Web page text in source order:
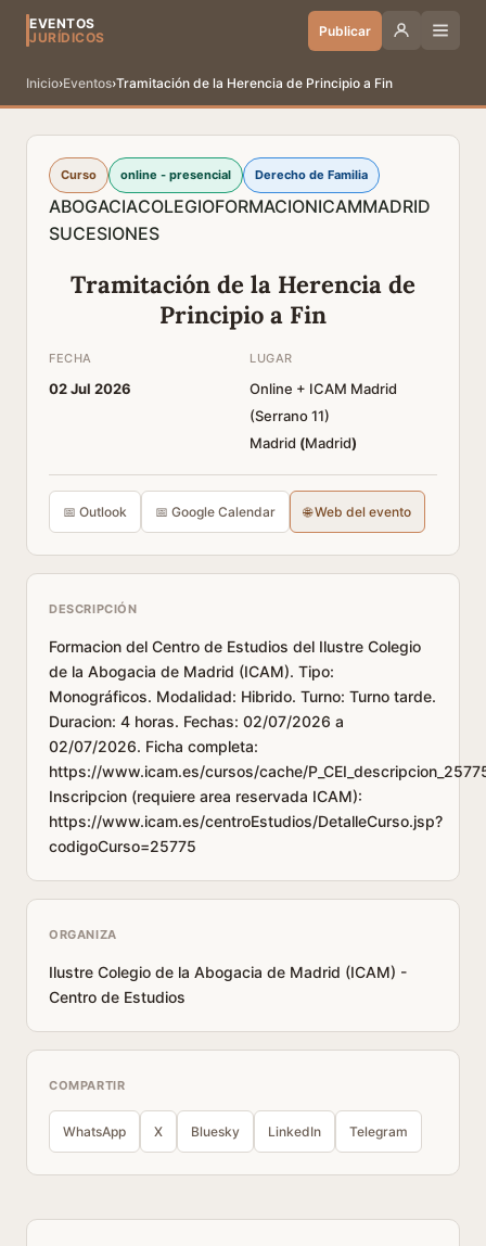
EVENTOS
JURÍDICOS
Publicar
Inicio›Eventos›Tramitación de la Herencia de Principio a Fin
Curso online - presencial Derecho de Familia
ABOGACIACOLEGIOFORMACIONICAMMADRID
SUCESIONES
Tramitación de la Herencia de
Principio a Fin
FECHA
02 Jul 2026
LUGAR
Online + ICAM Madrid
(Serrano 11)
Madrid (Madrid)
📅 Outlook 📅 Google Calendar 🌐 Web del evento
DESCRIPCIÓN
Formacion del Centro de Estudios del Ilustre Colegio
de la Abogacia de Madrid (ICAM). Tipo:
Monográficos. Modalidad: Hibrido. Turno: Turno tarde.
Duracion: 4 horas. Fechas: 02/07/2026 a
02/07/2026. Ficha completa:
https://www.icam.es/cursos/cache/
Inscripcion (requiere area reservada ICAM):
https://www.icam.es/centroEstudios/DetalleCurso.jsp?
codigoCurso=25775
ORGANIZA
Ilustre Colegio de la Abogacia de Madrid (ICAM) -
Centro de Estudios
COMPARTIR
WhatsApp X Bluesky LinkedIn Telegram